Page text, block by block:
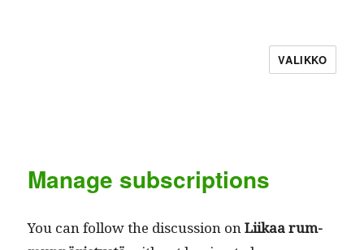
VALIKKO
Manage subscriptions
You can fol­low the dis­cus­sion onLiikaa rum­